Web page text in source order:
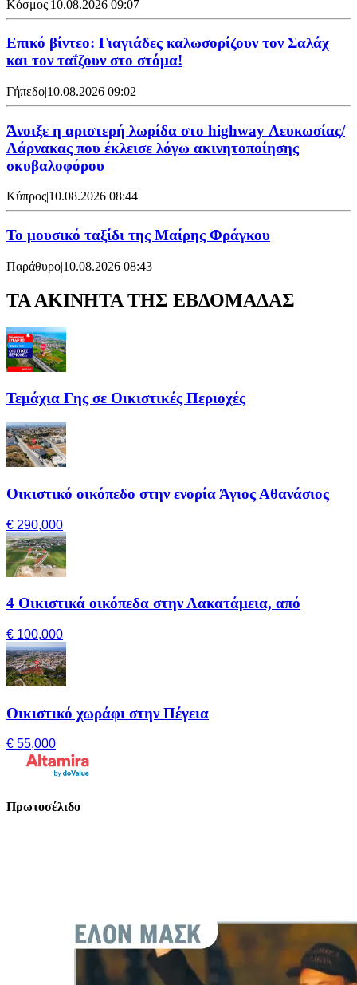
Κόσμος|10.08.2026 09:07
Επικό βίντεο: Γιαγιάδες καλωσορίζουν τον Σαλάχ
και τον ταΐζουν στο στόμα!
Γήπεδο|10.08.2026 09:02
Άνοιξε η αριστερή λωρίδα στο highway Λευκωσίας/
Λάρνακας που έκλεισε λόγω ακινητοποίησης
σκυβαλοφόρου
Κύπρος|10.08.2026 08:44
Το μουσικό ταξίδι της Μαίρης Φράγκου
Παράθυρο|10.08.2026 08:43
ΤΑ ΑΚΙΝΗΤΑ ΤΗΣ ΕΒΔΟΜΑΔΑΣ
Τεμάχια Γης σε Οικιστικές Περιοχές
Οικιστικό οικόπεδο στην ενορία Άγιος Αθανάσιος
€ 290,000
4 Οικιστικά οικόπεδα στην Λακατάμεια, από
€ 100,000
Οικιστικό χωράφι στην Πέγεια
€ 55,000
Πρωτοσέλιδο